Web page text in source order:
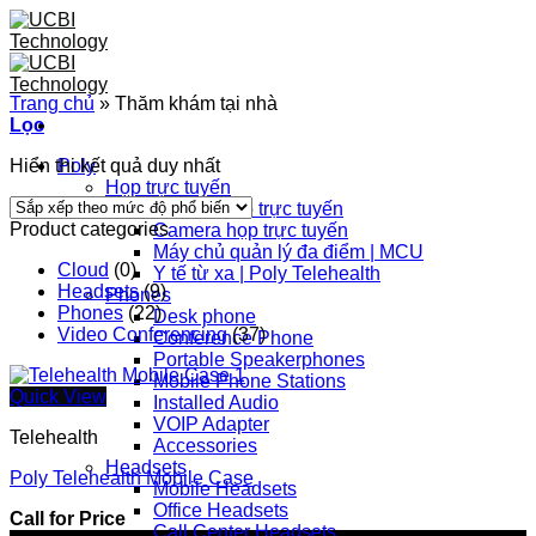
Skip
to
content
Poly
Họp trực tuyến
Thiết bị họp trực tuyến
Camera họp trực tuyến
Máy chủ quản lý đa điểm | MCU
Y tế từ xa | Poly Telehealth
Phones
Desk phone
Conference Phone
Portable Speakerphones
Mobile Phone Stations
Installed Audio
VOIP Adapter
Accessories
Headsets
Mobile Headsets
Office Headsets
Call Center Headsets
Trang chủ » Thăm khám tại nhà
Lọc
Hiển thị kết quả duy nhất
Product categories
Cloud (0)
Headsets (9)
Phones (22)
Video Conferencing (37)
Quick View
Telehealth
Poly Telehealth Mobile Case
Call for Price